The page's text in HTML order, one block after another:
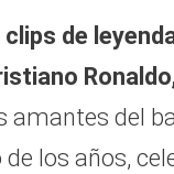
de
amantes del
los años,